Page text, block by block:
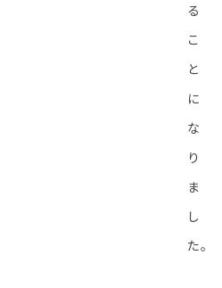
る
こ
と
に
な
り
ま
し
た。